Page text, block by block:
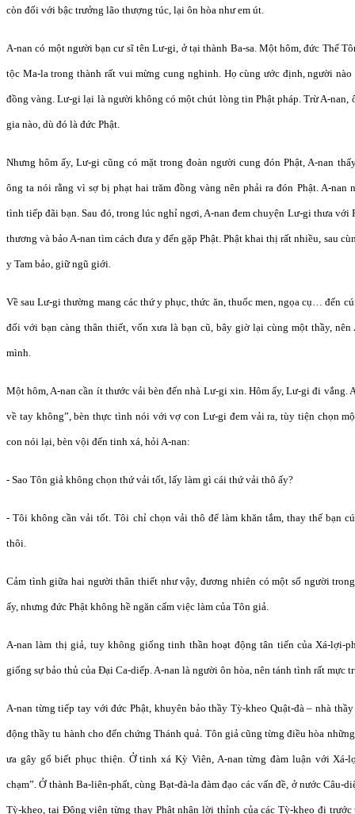
còn đối với bậc trưởng lão thượng túc, lại ôn hòa như em út.
A-nan có một người bạn cư sĩ tên Lư-gi, ở tại thành Ba-sa. Một hôm, đức Thế
tộc Ma-la trong thành rất vui mừng cung nghinh. Họ cùng ước định, người nào
đồng vàng. Lư-gi lại là người không có một chút lòng tin Phật pháp. Trừ A-
gia nào, dù đó là đức Phật.
Nhưng hôm ấy, Lư-gi cũng có mặt trong đoàn người cung đón Phật, A-nan
ông ta nói rằng vì sợ bị phạt hai trăm đồng vàng nên phải ra đón Phật. A-nan
tình tiếp đãi bạn. Sau đó, trong lúc nghỉ ngơi, A-nan đem chuyện Lư-gi thưa với
thương và bảo A-nan tìm cách đưa y đến gặp Phật. Phật khai thị rất nhiều, sau
y Tam bảo, giữ ngũ giới.
Về sau Lư-gi thường mang các thứ y phục, thức ăn, thuốc men, ngọa cụ… đến
đối với bạn càng thân thiết, vốn xưa là bạn cũ, bây giờ lại cùng một thầy,
mình.
Một hôm, A-nan cần ít thước vải bèn đến nhà Lư-gi xin. Hôm ấy, Lư-gi đi vắng.
về tay không”, bèn thực tình nói với vợ con Lư-gi đem vải ra, tùy tiện chọn
con nói lại, bèn vội đến tinh xá, hỏi A-nan:
- Sao Tôn giả không chọn thứ vải tốt, lấy làm gì cái thứ vải thô ấy?
- Tôi không cần vải tốt. Tôi chỉ chọn vải thô để làm khăn tắm, thay thế bạn
thôi.
Cảm tình giữa hai người thân thiết như vậy, đương nhiên có một số người
ấy, nhưng đức Phật không hề ngăn cấm việc làm của Tôn giả.
A-nan làm thị giả, tuy không giống tinh thần hoạt động tân tiến của Xá-lợi-
giống sự bảo thủ của Đại Ca-diếp. A-nan là người ôn hòa, nên tánh tình rất mực
A-nan từng tiếp tay với đức Phật, khuyên bảo thầy Tỳ-kheo Quật-đà – nhà
động thầy tu hành cho đến chứng Thánh quả. Tôn giả cũng từng điều hòa
ưa gây gổ biết phục thiện. Ở tinh xá Kỳ Viên, A-nan từng đàm luận với Xá-
chạm”. Ở thành Ba-liên-phất, cùng Bạt-đà-la đàm đạo các vấn đề, ở nước Câu-
Tỳ-kheo, tại Đông viên từng thay Phật nhận lời thỉnh của các Tỳ-kheo đi